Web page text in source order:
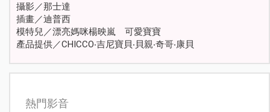
攝影／那士達
插畫／迪普西
模特兒／漂亮媽咪楊映嵐 可愛寶寶
產品提供／CHICCO‧吉尼寶貝‧貝親‧奇哥‧康貝
熱門影音